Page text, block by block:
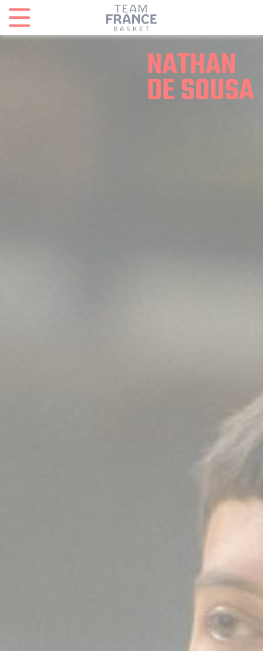
NATHAN
DE SOUSA
Panneau de gestion des cookies